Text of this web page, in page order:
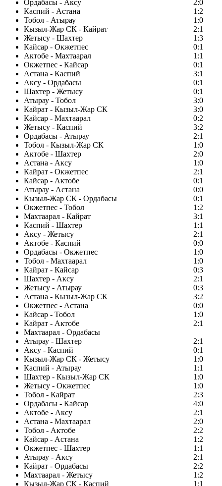
Ордабасы - Аксу
2:0
Каспий - Астана
1:2
Тобол - Атырау
1:0
Кызыл-Жар СК - Кайрат
2:1
Жетысу - Шахтер
1:3
Кайсар - Окжетпес
0:1
Актобе - Махтаарал
1:1
Окжетпес - Кайсар
0:1
Астана - Каспий
3:1
Аксу - Ордабасы
0:1
Шахтер - Жетысу
0:1
Атырау - Тобол
3:0
Кайрат - Кызыл-Жар СК
3:0
Кайсар - Махтаарал
0:2
Жетысу - Каспий
3:2
Ордабасы - Атырау
2:1
Тобол - Кызыл-Жар СК
1:0
Актобе - Шахтер
2:0
Астана - Аксу
1:0
Кайрат - Окжетпес
2:1
Кайсар - Актобе
0:1
Атырау - Астана
0:0
Кызыл-Жар СК - Ордабасы
0:1
Окжетпес - Тобол
1:2
Махтаарал - Кайрат
3:1
Каспий - Шахтер
1:1
Аксу - Жетысу
2:1
Актобе - Каспий
0:0
Ордабасы - Окжетпес
1:0
Тобол - Махтаарал
1:0
Кайрат - Кайсар
0:3
Шахтер - Аксу
2:1
Жетысу - Атырау
0:3
Астана - Кызыл-Жар СК
3:2
Окжетпес - Астана
0:0
Кайсар - Тобол
1:0
Кайрат - Актобе
2:1
Махтаарал - Ордабасы
Атырау - Шахтер
2:1
Аксу - Каспий
0:1
Кызыл-Жар СК - Жетысу
1:0
Каспий - Атырау
1:1
Шахтер - Кызыл-Жар СК
1:0
Жетысу - Окжетпес
1:0
Тобол - Кайрат
2:3
Ордабасы - Кайсар
4:0
Актобе - Аксу
2:1
Астана - Махтаарал
2:0
Тобол - Актобе
2:2
Кайсар - Астана
1:2
Окжетпес - Шахтер
1:1
Атырау - Аксу
2:1
Кайрат - Ордабасы
2:2
Махтаарал - Жетысу
1:2
Кызыл-Жар СК - Каспий
1:1